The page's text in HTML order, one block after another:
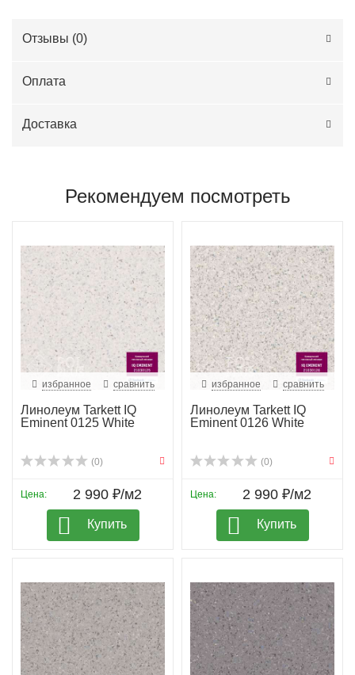
Отзывы (0)
Оплата
Доставка
Рекомендуем посмотреть
избранное сравнить
Линолеум Tarkett IQ
Eminent 0125 White
(0)
Цена: 2 990 ₽/м2
Купить
избранное сравнить
Линолеум Tarkett IQ
Eminent 0126 White
(0)
Цена: 2 990 ₽/м2
Купить